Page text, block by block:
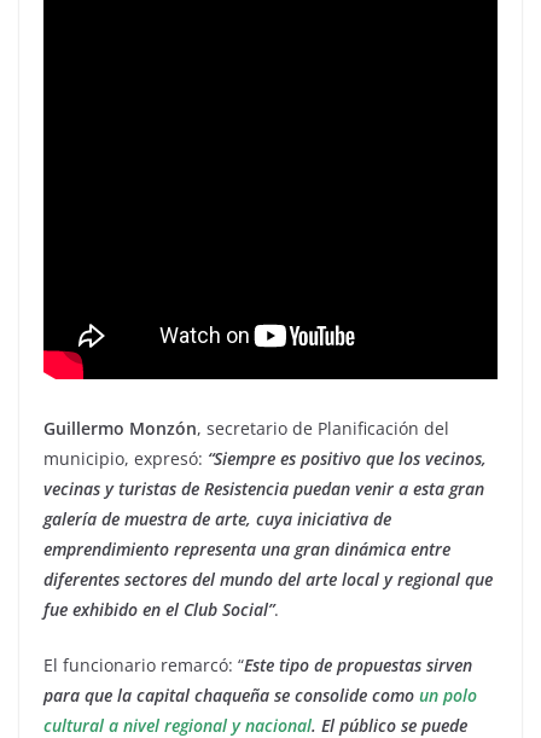
Guillermo Monzón, secretario de Planificación del
municipio, expresó: “Siempre es positivo que los vecinos,
vecinas y turistas de Resistencia puedan venir a esta gran
galería de muestra de arte, cuya iniciativa de
emprendimiento representa una gran dinámica entre
diferentes sectores del mundo del arte local y regional que
fue exhibido en el Club Social”.
El funcionario remarcó: “Este tipo de propuestas sirven
para que la capital chaqueña se consolide como un polo
cultural a nivel regional y nacional. El público se puede